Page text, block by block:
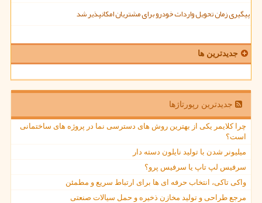
پیگیری زمان تحویل واردات خودرو برای مشتریان امکانپذیر شد
جدیدترین ها
جدیدترین رپورتاژها
چرا کلایمر یکی از بهترین روش های دسترسی نما در پروژه های ساختمانی
است؟
میلیونر شدن با تولید نایلون دسته دار
سرفیس لپ تاپ یا سرفیس پرو؟
واکی تاکی، انتخاب حرفه ای ها برای ارتباط سریع و مطمئن
مرجع طراحی و تولید مخازن ذخیره و حمل سیالات صنعتی